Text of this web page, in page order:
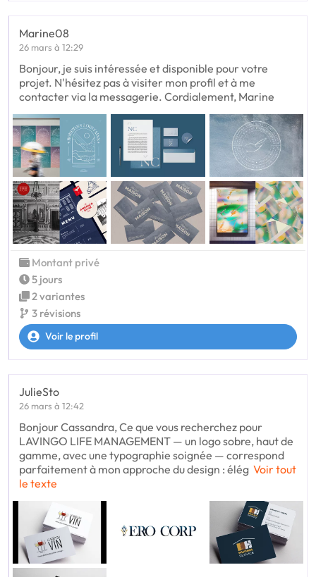
Marine08
26 mars à 12:29
Bonjour, je suis intéressée et disponible pour votre
projet. N'hésitez pas à visiter mon profil et à me
contacter via la messagerie. Cordialement, Marine
Montant privé
5 jours
2 variantes
3 révisions
Voir le profil
JulieSto
26 mars à 12:42
Bonjour Cassandra, Ce que vous recherchez pour
LAVINGO LIFE MANAGEMENT — un logo sobre, haut de
gamme, avec une typographie soignée — correspond
parfaitement à mon approche du design : élég Voir tout
le texte